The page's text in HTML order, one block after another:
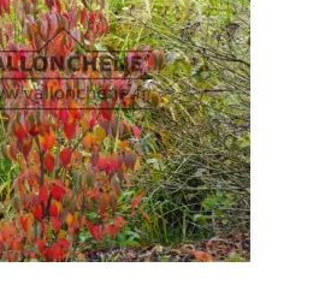
auf
der
Produktseite
gewählt
werden